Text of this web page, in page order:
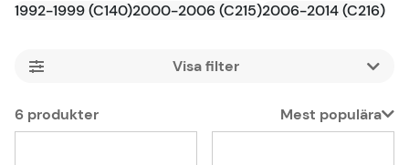
1992-1999 (C140)2000-2006 (C215)2006-2014 (C216)
Filtrera
6 produkter
Mest populära